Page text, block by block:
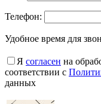
Телефон:
Удобное время для
Я согласен на
соответствии с
данных